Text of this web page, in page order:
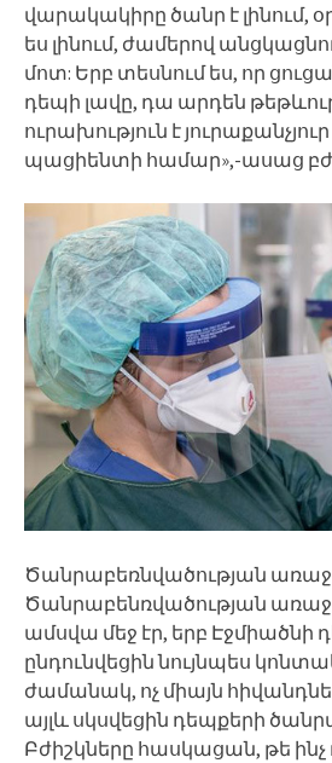
վարակակիրը ծանր է լինում,
ես լինում, ժամերով
մոտ: Երբ տեսնում ես, որ
դեպի լավը, դա արդեն
ուրախություն է
պացիենտի համար»,-ասաց
Ծանրաբեռնվածության
Ծանրաբենռվածության
ամսվա մեջ էր, երբ Էջմիածնի
ընդունվեցին նույնպես
ժամանակ, ոչ միայն
այլև սկսվեցին դեպքերի
Բժիշկները հասկացան, թե